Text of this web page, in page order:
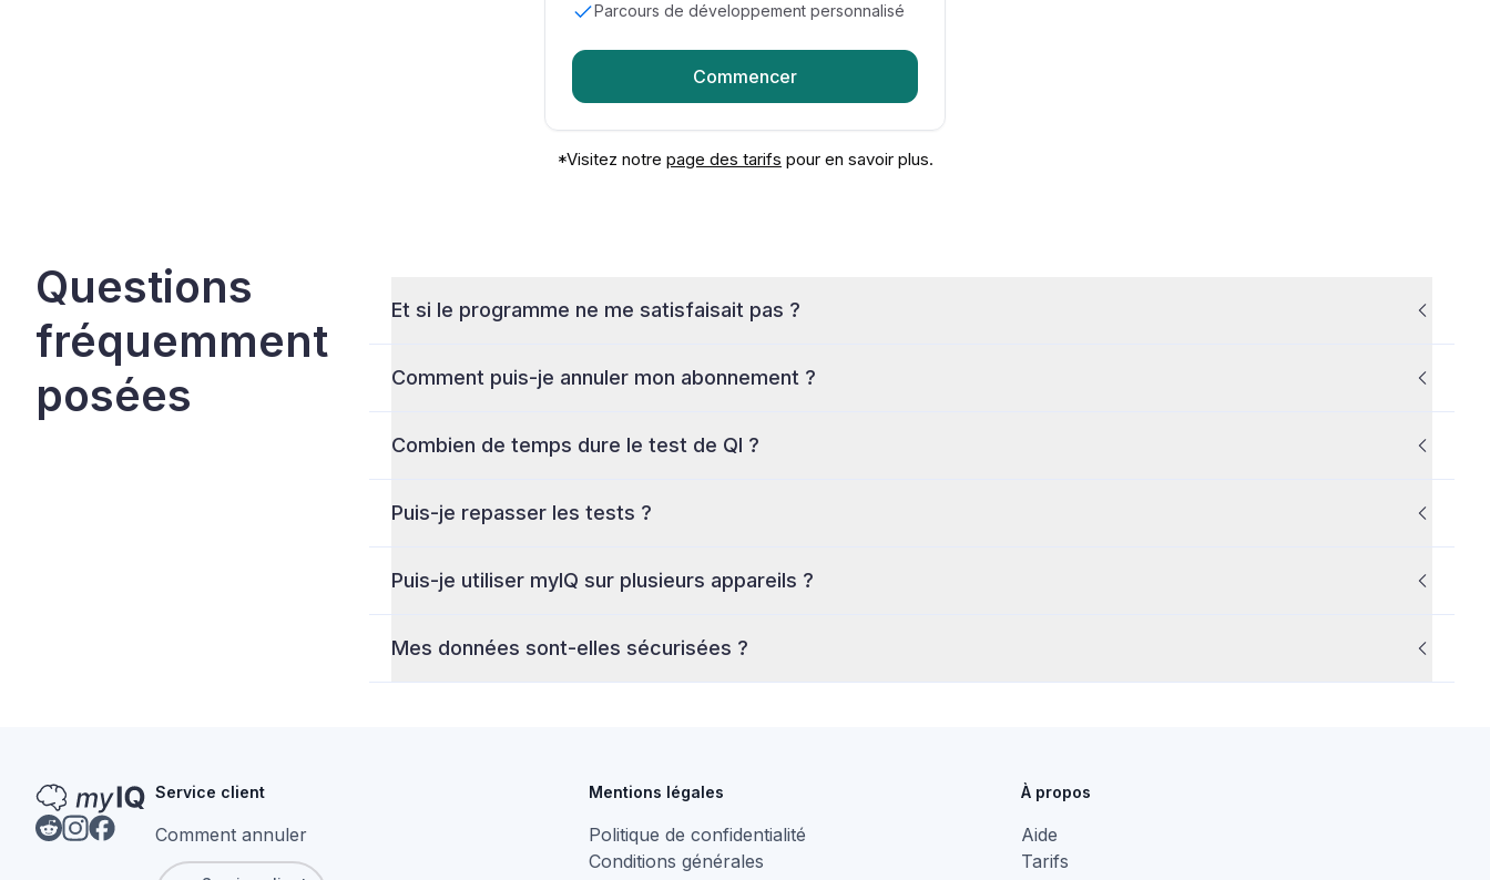
Parcours de développement personnalisé
Commencer
*Visitez notre page des tarifs pour en savoir plus.
Questions
fréquemment
posées
Et si le programme ne me satisfaisait pas ?
Politique de
remboursement
Comment puis-je annuler mon abonnement ?
Combien de temps dure le test de QI ?
Puis-je repasser les tests ?
Puis-je utiliser myIQ sur plusieurs appareils ?
Mes données sont-elles sécurisées ?
Service client
Comment annuler
Mentions légales
Politique de confidentialité
Conditions générales
À propos
Aide
Tarifs